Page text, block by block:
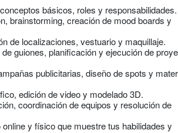
básicos, roles y responsabilidades.
brainstorming, creación de mood boards y
de localizaciones, vestuario y maquillaje.
guiones, planificación y ejecución de
publicitarias, diseño de spots y
edición de video y modelado 3D.
coordinación de equipos y resolución de
y físico que muestre tus habilidades y